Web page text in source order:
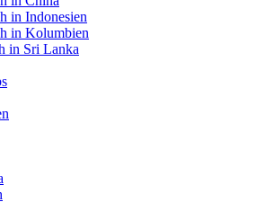
in Indonesien
in Kolumbien
in Sri Lanka